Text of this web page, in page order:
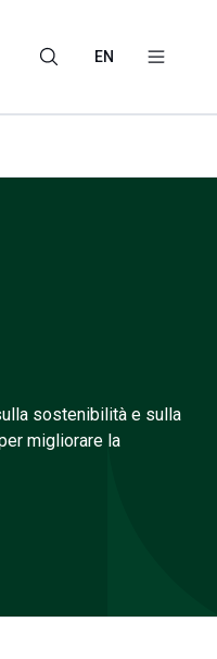
EN
sostenibilità e sulla
migliorare la